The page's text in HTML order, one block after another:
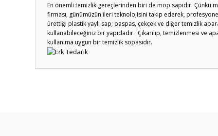
En önemli temizlik gereçlerinden biri de mop sapıdır. Çünkü
firması, günümüzün ileri teknolojisini takip ederek,
ürettiği plastik yaylı sap; paspas, çekçek ve diğer temizlik
kullanabileceğiniz bir yapıdadır. Çıkarılıp, temizlenmesi ve
kullanıma uygun bir temizlik sopasıdır.